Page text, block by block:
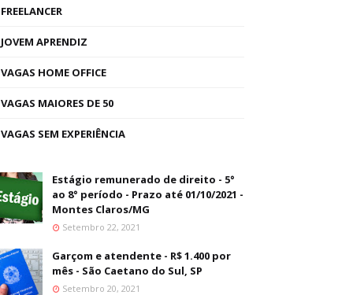
FREELANCER
JOVEM APRENDIZ
VAGAS HOME OFFICE
VAGAS MAIORES DE 50
VAGAS SEM EXPERIÊNCIA
Estágio remunerado de direito - 5°
ao 8° período - Prazo até 01/10/2021 -
Montes Claros/MG
Setembro 22, 2021
Garçom e atendente - R$ 1.400 por
mês - São Caetano do Sul, SP
Setembro 20, 2021